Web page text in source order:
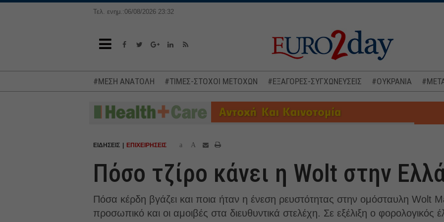
Τελ. ενημ.:06/08/2026 23:32
#ΜΕΣΗ ΑΝΑΤΟΛΗ #ΤΙΜΕΣ-ΣΤΟΧΟΙ ΜΕΤΟΧΩΝ #ΕΞΑΓΟΡΕΣ-ΣΥΓΧΩΝΕΥΣΕΙΣ #ΟΥΚΡΑΝΙΑ
ΕΙΔΗΣΕΙΣ ΕΠΙΧΕΙΡΗΣΕΙΣ a A
Πόσο τζίρο κάνει η Wolt στην
Πόσα κέρδη βγάζει και ποια ήταν η ένεση ρευστότητας στην ομόσταυλη Wolt
προσωπικό και οι αμοιβές στα διευθυντικά στελέχη. Σε εξέλιξη ο φορολογικός